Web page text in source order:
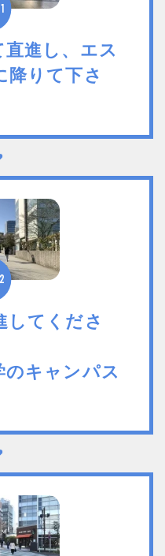
進し、エス
降りて下さ
してくださ
のキャンパス